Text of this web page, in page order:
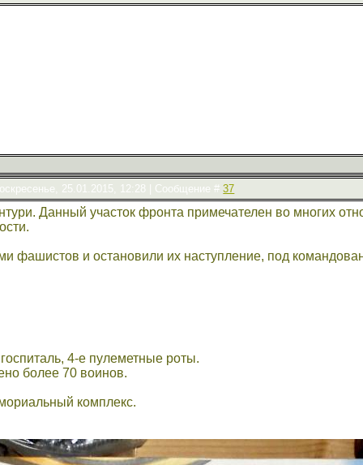
25.01.2015, 12:28 | Сообщение #37
Данный участок фронта примечателен во многих
и остановили их наступление, под
4-е пулеметные роты.
более 70 воинов.
комплекс.